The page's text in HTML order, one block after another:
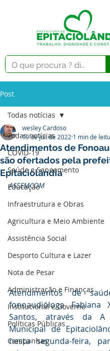
Post
Todas notícias
COVID-19
Saúde e Saneamento
Educação
Infraestrutura e Obras
Agricultura e Meio Ambiente
Assistência Social
Desporto Cultura e Lazer
Nota de Pesar
Administração e Finanças
Institucional e Governo
Políticas Públicas
Campanhas
Todas notícias
Atendimentos de
são ofertados pela
Epitaciolândia
wesley Cardoso
19 de jul. de 2022 1 min de
ASSEMCOM
Atendimentos de
fonoaudióloga Fabiana
Santos, através da A
Municipal de
nesta segunda-feira,